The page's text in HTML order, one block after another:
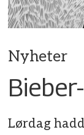
Nyheter
Lørdag